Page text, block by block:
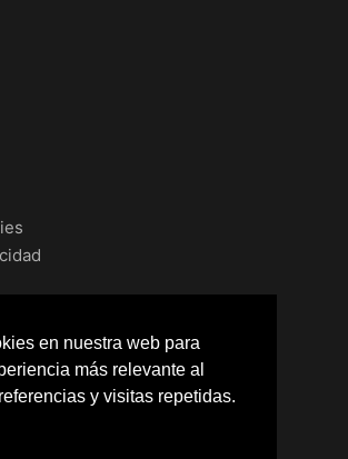
en nuestra web para
más relevante al
y visitas repetidas.